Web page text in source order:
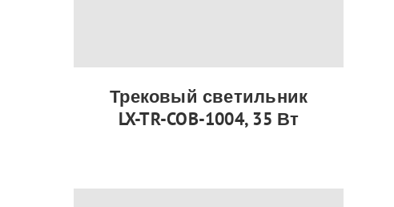
Трековый светильник
LX-TR-COB-1004, 35 Вт